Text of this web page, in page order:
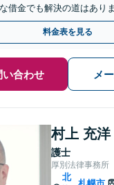
借金でも解決の道はあり
【安心の完全個室対応／
料金表を見る
い合わせ メ
村上 充洋
護士
厚別法律事務所
北